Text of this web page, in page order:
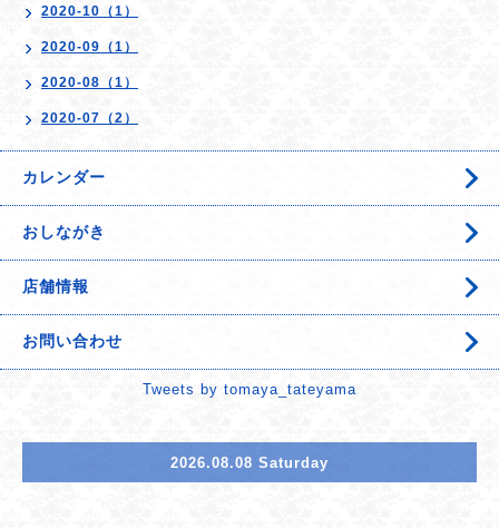
2020-10（1）
2020-09（1）
2020-08（1）
2020-07（2）
カレンダー
おしながき
店舗情報
お問い合わせ
Tweets by tomaya_tateyama
2026.08.08 Saturday